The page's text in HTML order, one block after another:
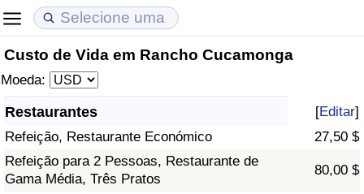
Custo de Vida em Rancho Cucamonga
Moeda:
Restaurantes [Editar]
Refeição, Restaurante Económico
27,50 $
Refeição para 2 Pessoas, Restaurante de
Gama Média, Três Pratos
80,00 $
Custo de Vida
Indicador de Custo de Vida
Indicador de Custo de Vida Por País
Preços de Imóveis
Indicador de Preços de Imóveis
Indicador de Preços de Imóveis por País
Qualidade de Vida
Indicador de Qualidade de Vida (Atual)
Índice de qualidade de vida por país